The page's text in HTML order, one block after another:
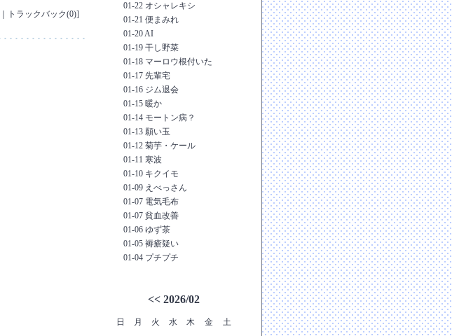
トラックバック(0)]
01-22 オシャレキシ
01-21 便まみれ
01-20 AI
01-19 干し野菜
01-18 マーロウ根付いた
01-17 先輩宅
01-16 ジム退会
01-15 暖か
01-14 モートン病？
01-13 願い玉
01-12 菊芋・ケール
01-11 寒波
01-10 キクイモ
01-09 えべっさん
01-07 電気毛布
01-07 貧血改善
01-06 ゆず茶
01-05 褥瘡疑い
01-04 プチプチ
<< 2026/02
日 月 火 水 木 金
土